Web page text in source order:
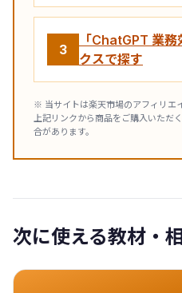
3
「ChatGPT 業
クスで探す
※ 当サイトは楽天市場のアフィリエ
上記リンクから商品をご購入いただ
合があります。
次に使える教材・